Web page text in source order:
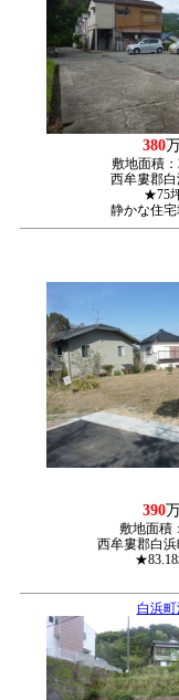
380
敷地面積：
西牟婁郡白
★75
静かな住
390
敷地面積
西牟婁郡白浜
白浜